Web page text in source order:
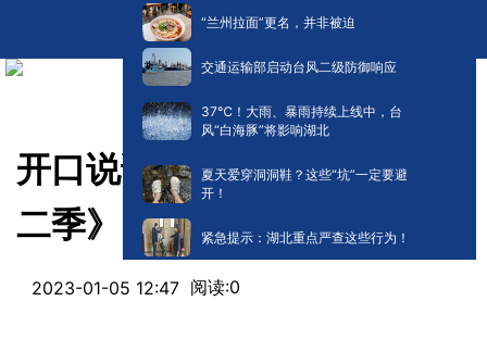
“兰州拉面”更名，并非被迫
交通运输部启动台风二级防御响应
​37℃！大雨、暴雨持续上线中，台
风“白海豚”将影响湖北
夏天爱穿洞洞鞋？这些“坑”一定要避
开！
紧急提示：湖北重点严查这些行为！
开口说话 |有声读物《好书第
二季》（31）
2023-01-05 12:47 阅读:0